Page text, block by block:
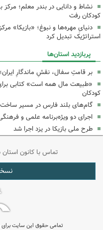
نشاط و دانایی در بندر معلم؛ مرکز
کودکان رفت
دنیایِ مهره‌ها و نبوغ؛ «بازیکا»
استراتژیک تبدیل کرد
پربازدید استان‌ها
بر قامتِ سفال، نقشِ ماندگارِ
«طبیعت مال همه است» کتابی
کودکان
گام‌های بلند فارس در مسیر ساخت
اجرای دو ویژه‌برنامه علمی و
طرح ملی بازیکا در یزد اجرا شد
تماس با کانون
تمامی حقوق این سایت برای